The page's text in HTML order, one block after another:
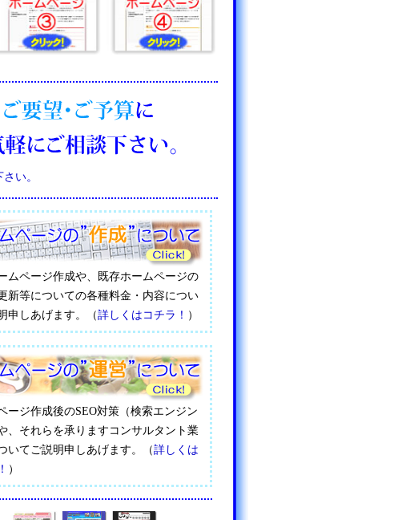
い。
ムページ作成や、既存ホームページの
新等についての各種料金・内容につい
申しあげます。（詳しくはコチラ！ ）
ージ作成後のSEO対策（検索エンジン
、それらを承りますコンサルタント業
いてご説明申しあげます。（詳しくは
）